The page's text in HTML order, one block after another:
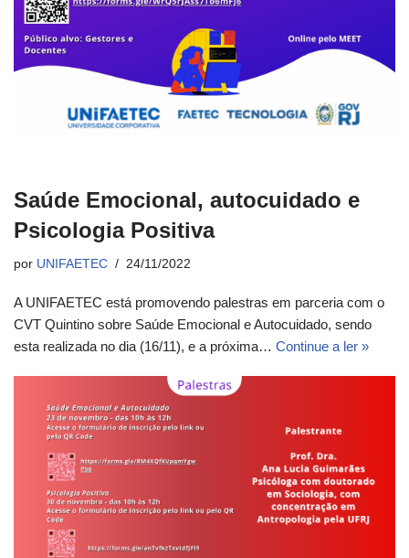
Saúde Emocional, autocuidado e
Psicologia Positiva
por UNIFAETEC 24/11/2022
A UNIFAETEC está promovendo palestras em parceria com o
CVT Quintino sobre Saúde Emocional e Autocuidado, sendo
esta realizada no dia (16/11), e a próxima… Continue a ler »